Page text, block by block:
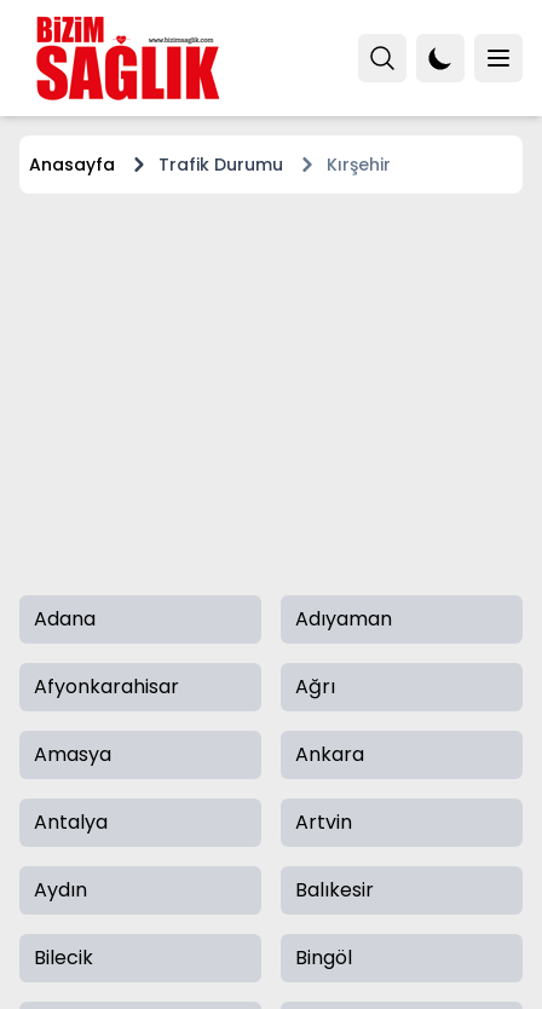
Anasayfa Trafik Durumu Kırşehir
Adana Adıyaman
Afyonkarahisar Ağrı
Amasya Ankara
Antalya Artvin
Aydın Balıkesir
Bilecik Bingöl